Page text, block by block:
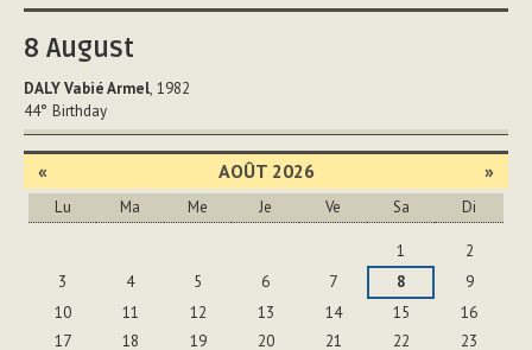
document
8 August
DALY Vabié Armel, 1982
44° Birthday
« AOÛT 2026 »
Lu Ma Me Je Ve Sa Di
1
2
3
4 5 6 7 8
9
10
11 12 13 14 15
16
17
18 19 20 21 22
23